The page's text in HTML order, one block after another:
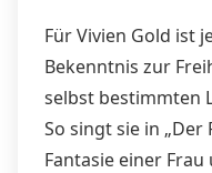
Für Vivien Gold ist
Bekenntnis zur
selbst bestimmten
So singt sie in
Fantasie einer